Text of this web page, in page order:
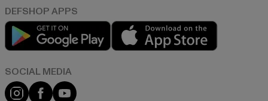
Play market
Instagram
FacebookYouTube